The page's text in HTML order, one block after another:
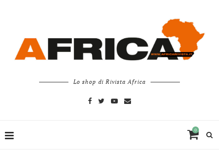
Lo shop di Rivista Africa
0